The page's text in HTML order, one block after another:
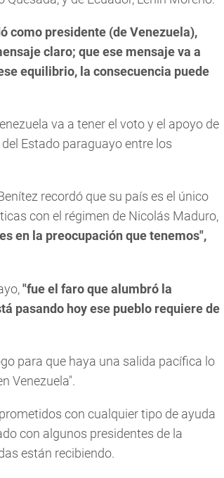
como presidente (de Venezuela),
claro; que ese mensaje va a
equilibrio, la consecuencia puede
va a tener el voto y el apoyo de
Estado paraguayo entre los
recordó que su país es el único
con el régimen de Nicolás Maduro,
en la preocupación que tenemos",
"fue el faro que alumbró la
pasando hoy ese pueblo requiere de
para que haya una salida pacífica lo
Venezuela".
con cualquier tipo de ayuda
con algunos presidentes de la
están recibiendo.